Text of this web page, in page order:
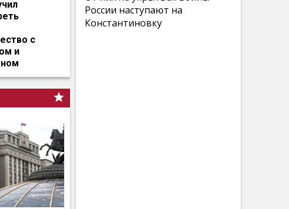
с
и
России наступают на
Константиновку